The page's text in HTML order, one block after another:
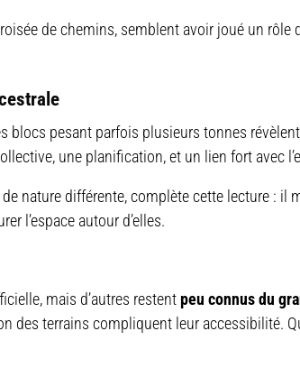
de chemins, semblent avoir joué un rôle
blocs pesant parfois plusieurs tonnes
une planification, et un lien fort avec
de nature différente, complète cette lecture :
l’espace autour d’elles.
mais d’autres restent peu connus du
des terrains compliquent leur